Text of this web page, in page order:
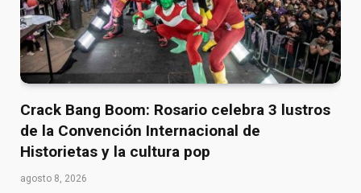
Crack Bang Boom: Rosario celebra 3 lustros
de la Convención Internacional de
Historietas y la cultura pop
agosto 8, 2026